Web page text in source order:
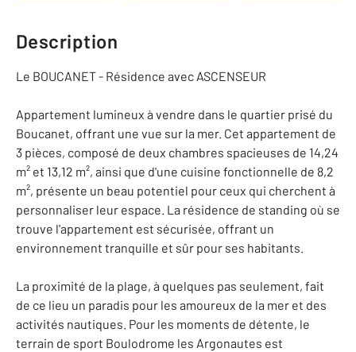
Description
Le BOUCANET - Résidence avec ASCENSEUR
Appartement lumineux à vendre dans le quartier prisé du
Boucanet, offrant une vue sur la mer. Cet appartement de
3 pièces, composé de deux chambres spacieuses de 14,24
m² et 13,12 m², ainsi que d'une cuisine fonctionnelle de 8,2
m², présente un beau potentiel pour ceux qui cherchent à
personnaliser leur espace. La résidence de standing où se
trouve l'appartement est sécurisée, offrant un
environnement tranquille et sûr pour ses habitants.
La proximité de la plage, à quelques pas seulement, fait
de ce lieu un paradis pour les amoureux de la mer et des
activités nautiques. Pour les moments de détente, le
terrain de sport Boulodrome les Argonautes est